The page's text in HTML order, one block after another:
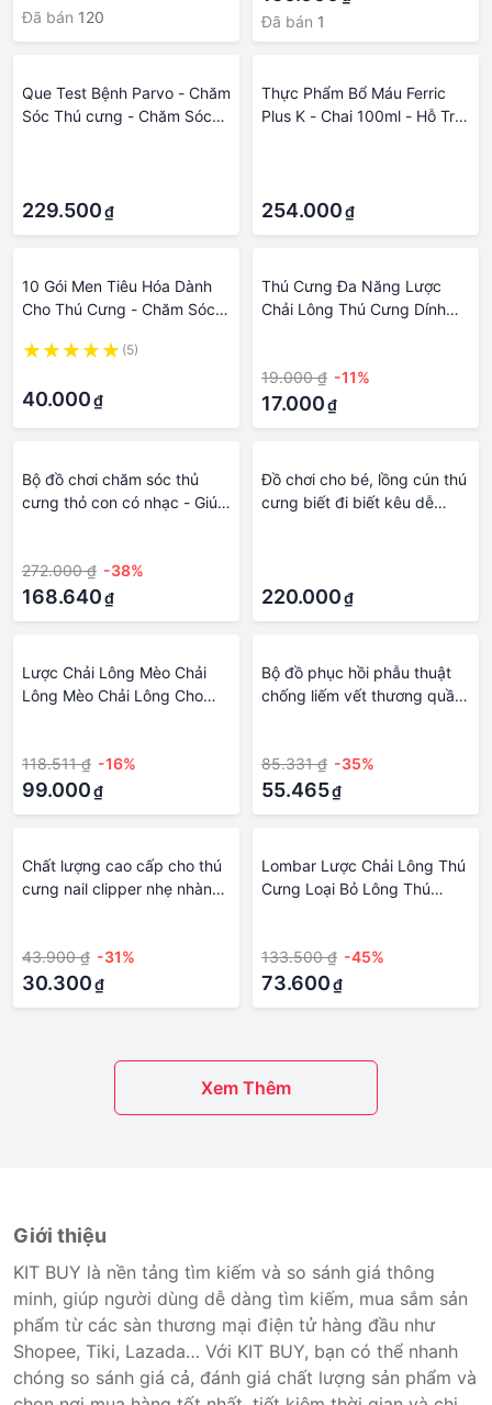
Đã bán 120
Đã bán 1
Que Test Bệnh Parvo - Chăm
Sóc Thú cưng - Chăm Sóc
229.500₫
Thực Phẩm Bổ Máu Ferric
Plus K - Chai 100ml - Hỗ Trợ
254.000₫
10 Gói Men Tiêu Hóa Dành
Cho Thú Cưng - Chăm Sóc
Mèo Tại Nhà
(5)
40.000₫
Thú Cưng Đa Năng Lược
Chải Lông Thú Cưng Dính
Chó Thú Cưng Đồ Chăm Sóc
Hàng Ngày ICECUBES
19.000 ₫ -11%
17.000₫
Bộ đồ chơi chăm sóc thủ
cưng thỏ con có nhạc - Giúp
272.000 ₫ -38%
168.640₫
Đồ chơi cho bé, lồng cún thú
cưng biết đi biết kêu dễ
220.000₫
Lược Chải Lông Mèo Chải
Lông Mèo Chải Lông Cho
118.511 ₫ -16%
99.000₫
Bộ đồ phục hồi phẫu thuật
chống liếm vết thương quần
cho thú cưng
85.331 ₫ -35%
55.465₫
Chất lượng cao cấp cho thú
cưng nail clipper nhẹ nhàng
cưng không nhập khẩu
43.900 ₫ -31%
30.300₫
Lombar Lược Chải Lông Thú
Cưng Loại Bỏ Lông Thú
133.500 ₫ -45%
73.600₫
Xem Thêm
Giới thiệu
KIT BUY là nền tảng tìm kiếm và so sánh giá thông
minh, giúp người dùng dễ dàng tìm kiếm, mua sắm sản
phẩm từ các sàn thương mại điện tử hàng đầu như
Shopee, Tiki, Lazada… Với KIT BUY, bạn có thể nhanh
chóng so sánh giá cả, đánh giá chất lượng sản phẩm và